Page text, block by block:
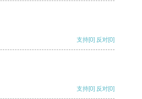
支持[0] 反对[0]
支持[0] 反对[0]